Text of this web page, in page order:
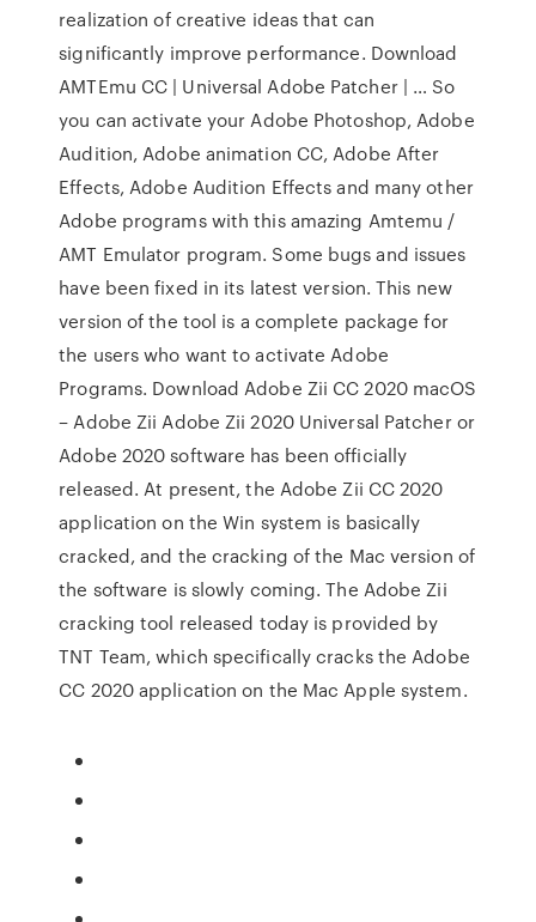
realization of creative ideas that can
significantly improve performance. Download
AMTEmu CC | Universal Adobe Patcher | … So
you can activate your Adobe Photoshop, Adobe
Audition, Adobe animation CC, Adobe After
Effects, Adobe Audition Effects and many other
Adobe programs with this amazing Amtemu /
AMT Emulator program. Some bugs and issues
have been fixed in its latest version. This new
version of the tool is a complete package for
the users who want to activate Adobe
Programs. Download Adobe Zii CC 2020 macOS
– Adobe Zii Adobe Zii 2020 Universal Patcher or
Adobe 2020 software has been officially
released. At present, the Adobe Zii CC 2020
application on the Win system is basically
cracked, and the cracking of the Mac version of
the software is slowly coming. The Adobe Zii
cracking tool released today is provided by
TNT Team, which specifically cracks the Adobe
CC 2020 application on the Mac Apple system.